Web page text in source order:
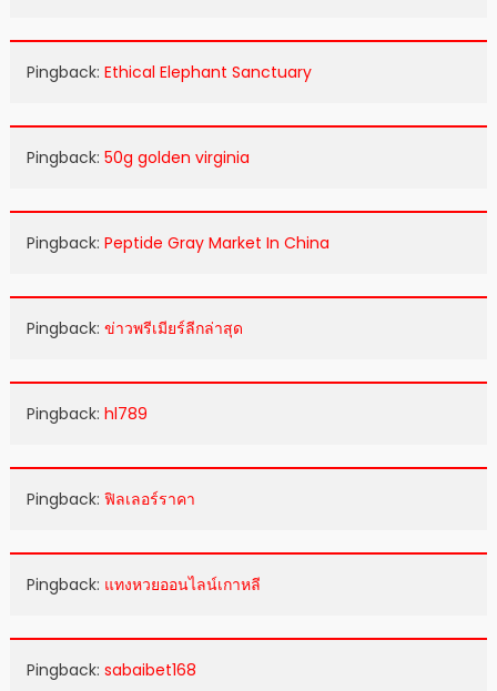
Pingback: Ethical Elephant Sanctuary
Pingback: 50g golden virginia
Pingback: Peptide Gray Market In China
Pingback: ข่าวพรีเมียร์ลีกล่าสุด
Pingback: hl789
Pingback: ฟิลเลอร์ราคา
Pingback: แทงหวยออนไลน์เกาหลี
Pingback: sabaibet168